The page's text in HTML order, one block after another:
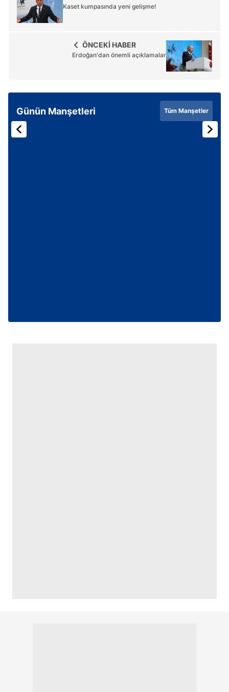
Kaset kumpasında yeni gelişme!
ÖNCEKİ HABER
Erdoğan'dan önemli açıklamalar
Günün Manşetleri Tüm Manşetler